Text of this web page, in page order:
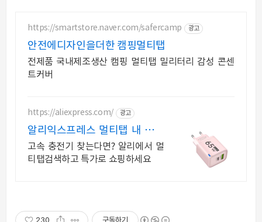
https://smartstore.naver.com/safercamp 광고
안전에디자인을더한 캠핑멀티탭
전제품 국내제조생산 캠핑 멀티탭 밀리터리 감성 콘센
트커버
https://aliexpress.com/ 광고
알리익스프레스 멀티탭 내 맘에
쏙드는 오늘의 특가
고속 충전기 찾는다면? 알리에서 멀
티탭검색하고 특가로 쇼핑하세요
230 구독하기